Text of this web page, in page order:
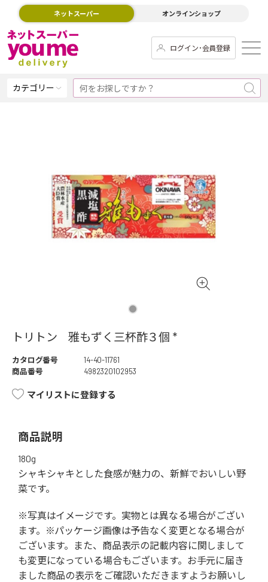
ネットスーパー オンラインショップ
ログイン･会員登録
カテゴリー
トリトン 雅もずく三杯酢３個 *
カタログ番号
14-40-11761
商品番号
4982320102953
マイリストに登録する
商品説明
180g
シャキシャキとした食感が魅力の、新鮮でおいしい野
菜です。
※写真はイメージです。実物とは異なる場合がござい
ます。※パッケージ画像は予告なく変更となる場合が
ございます。また、商品表示の記載内容に関しまして
も変更になっている場合もございます。お手元に届き
ました商品の表示をご確認いただきますようお願いし